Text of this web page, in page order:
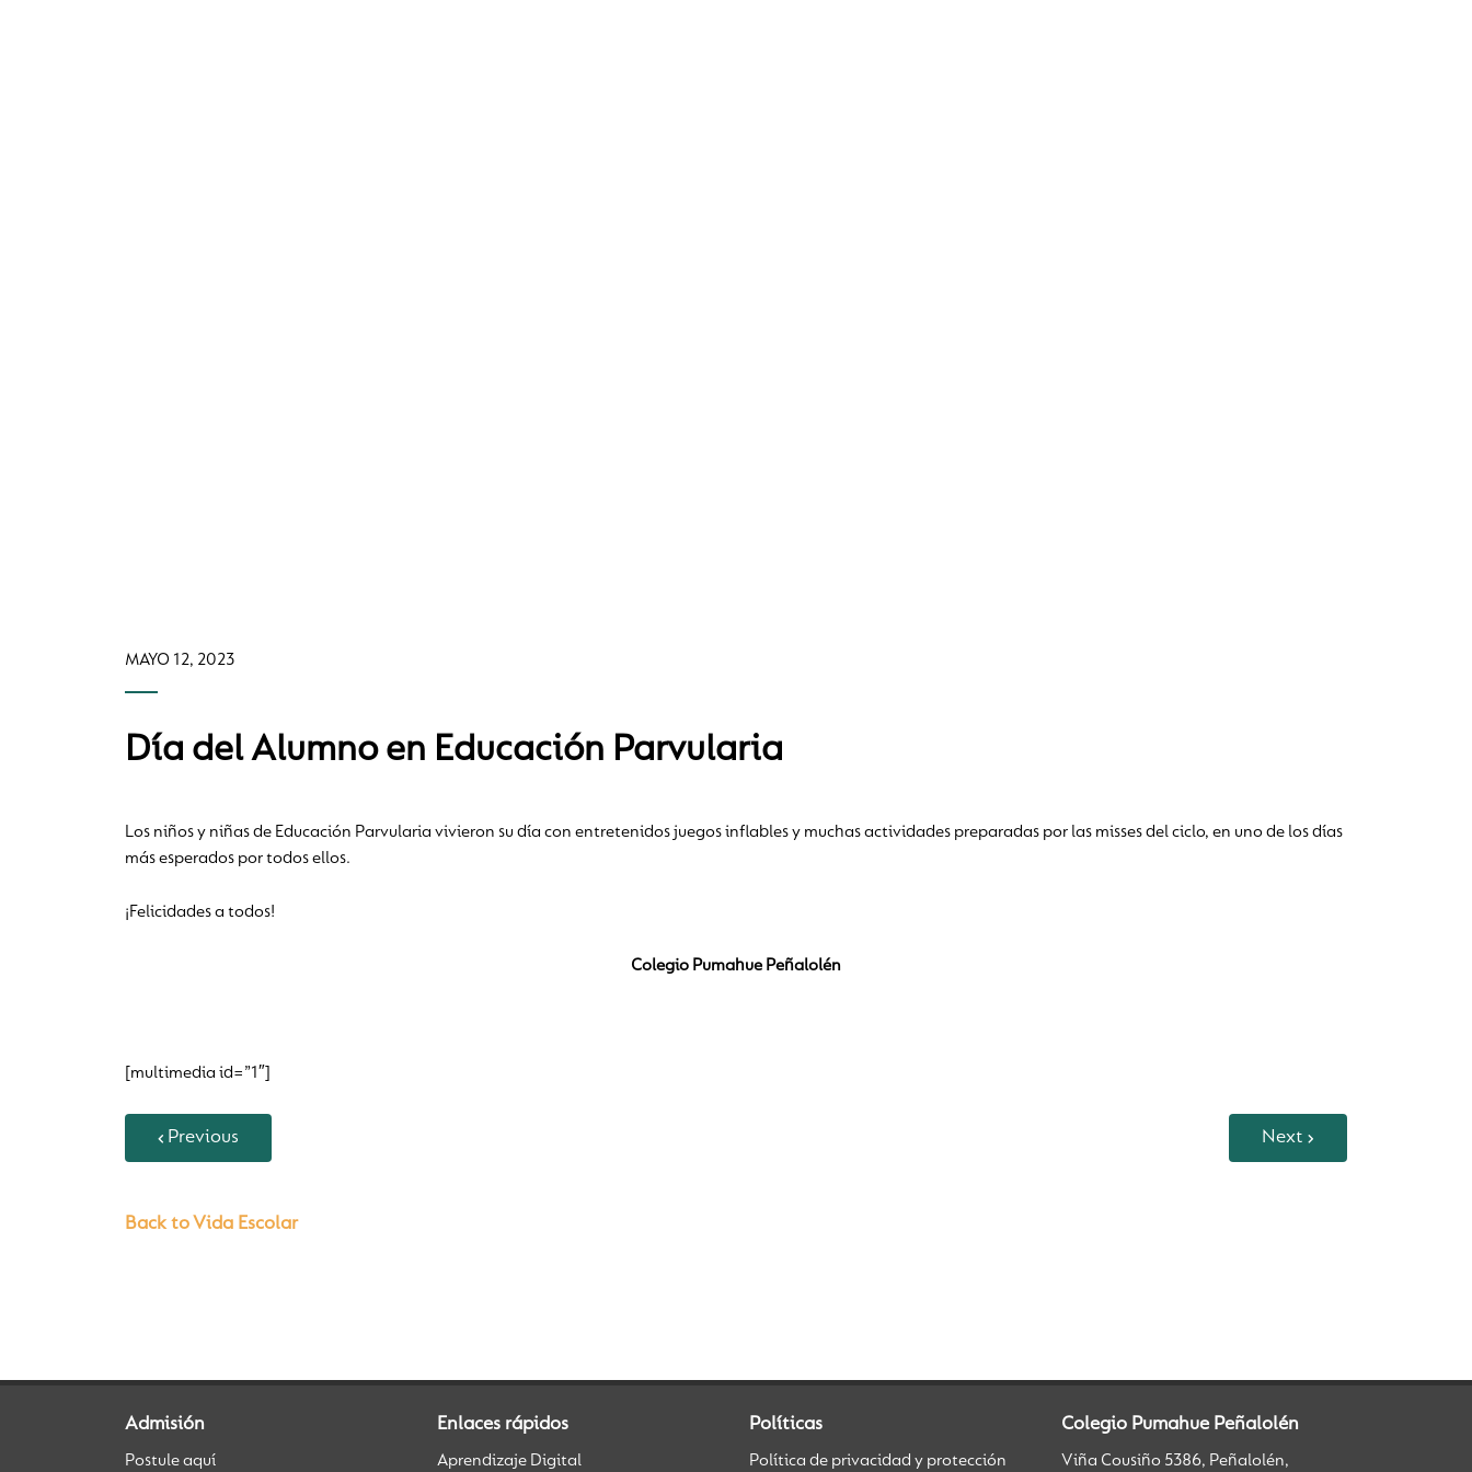
MAYO 12, 2023
Día del Alumno en Educación Parvularia
Los niños y niñas de Educación Parvularia vivieron su día con entretenidos juegos inflables y muchas actividades preparadas por las misses del ciclo, en uno de los días
más esperados por todos ellos.
¡Felicidades a todos!
Colegio Pumahue Peñalolén
[multimedia id=”1″]
Previous Next
Back to Vida Escolar
Admisión
Postule aquí
Enlaces rápidos
Aprendizaje Digital
Políticas
Política de privacidad y protección
Colegio Pumahue Peñalolén
Viña Cousiño 5386, Peñalolén,